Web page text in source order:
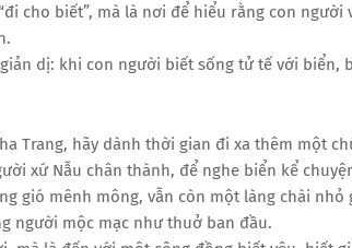
cho biết”, mà là nơi để hiểu rằng con người
dị: khi con người biết sống tử tế với biển,
Trang, hãy dành thời gian đi xa thêm một
xứ Nẫu chân thành, để nghe biển kể
gió mênh mông, vẫn còn một làng chài nhỏ
người mộc mạc như thuở ban đầu.